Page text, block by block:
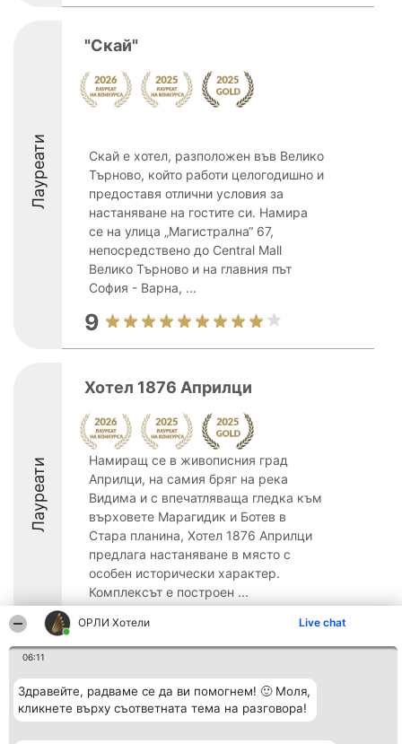
ОРЛИ Хотели Live chat
06:11
Здравейте, радваме се да ви помогнем! 🙂 Моля,
кликнете върху съответната тема на разговора!
Лауреати
"Скай"
Скай е хотел, разположен във Велико
Търново, който работи целогодишно и
предоставя отлични условия за
настаняване на гостите си. Намира
се на улица „Магистрална“ 67,
непосредствено до Central Mall
Велико Търново и на главния път
София - Варна, ...
9
Лауреати
Хотел 1876 Априлци
Намиращ се в живописния град
Априлци, на самия бряг на река
Видима и с впечатляваща гледка към
върховете Марагидик и Ботев в
Стара планина, Хотел 1876 Априлци
предлага настаняване в място с
особен исторически характер.
Комплексът е построен ...
9.2
Организатор на
класиране
Beautiful Company S.R.L.
Sus Nr. 2, Bl. A30, Sc. A, Et.
Класация
Списък на
Контакти